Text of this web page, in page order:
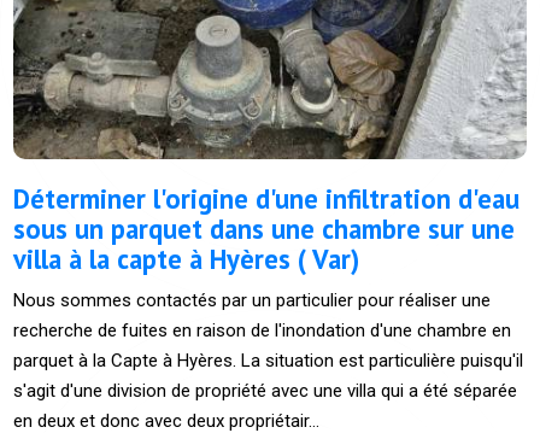
Déterminer l'origine d'une infiltration d'eau
sous un parquet dans une chambre sur une
villa à la capte à Hyères ( Var)
Nous sommes contactés par un particulier pour réaliser une
recherche de fuites en raison de l'inondation d'une chambre en
parquet à la Capte à Hyères. La situation est particulière puisqu'il
s'agit d'une division de propriété avec une villa qui a été séparée
en deux et donc avec deux propriétair...